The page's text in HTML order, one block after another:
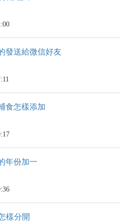
發送給微信好友
食怎樣添加
年份加一
樣分開